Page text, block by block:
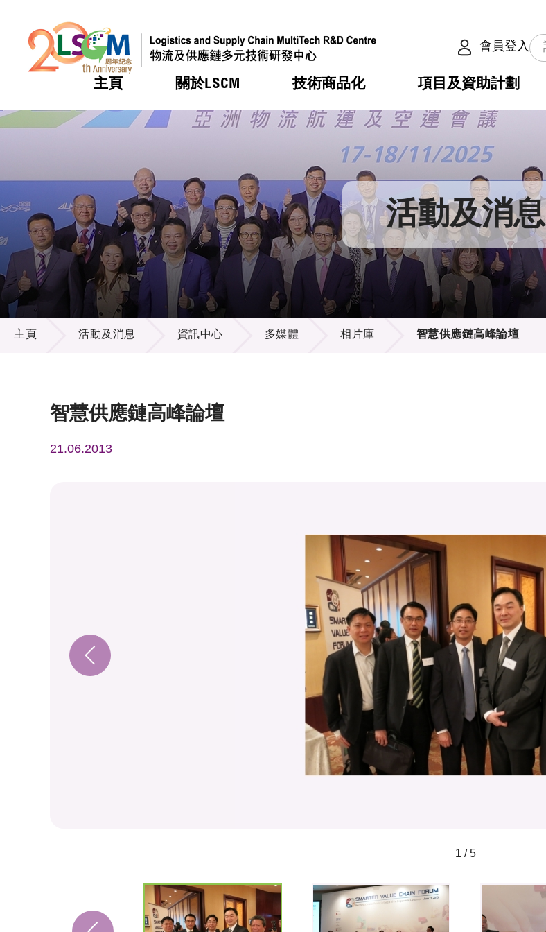
會員登入
主頁 關於LSCM
熱門 機構簡介
組織架構
組織架構
董事局
研究顧問
招標通告
技術商品化
熱門 服務
可獲授權之技術
應用於公共服務之創新技術
重點項目
項目及資助計劃
熱門 合作計劃
資助計劃
資助計劃
稅務優惠
申請
評審
徵求研發項目計劃書
項目資料庫
熱門 活動
獎項
新聞中心
媒體報導
新聞稿
資訊中心
多媒體
出版刊物
熱門 會籍及服務
會員列表
會員登入 活動及消息
活動及消息
主頁 活動及消息 資訊中心 多媒體 相片庫 智慧供應鏈高峰論壇
智慧供應鏈高峰論壇
21.06.2013
1 / 5